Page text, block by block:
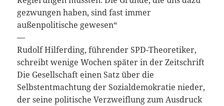
gezwungen haben, sind fast immer
außenpolitische gewesen“
—
Rudolf Hilferding,führender SPD-Theoretiker,
schreibt wenige Wochen später in der Zeitschrift
Die Gesellschaft einen Satz über die
Selbstentmachtung der Sozialdemokratie nieder,
der seine politische Verzweiflung zum Ausdruck